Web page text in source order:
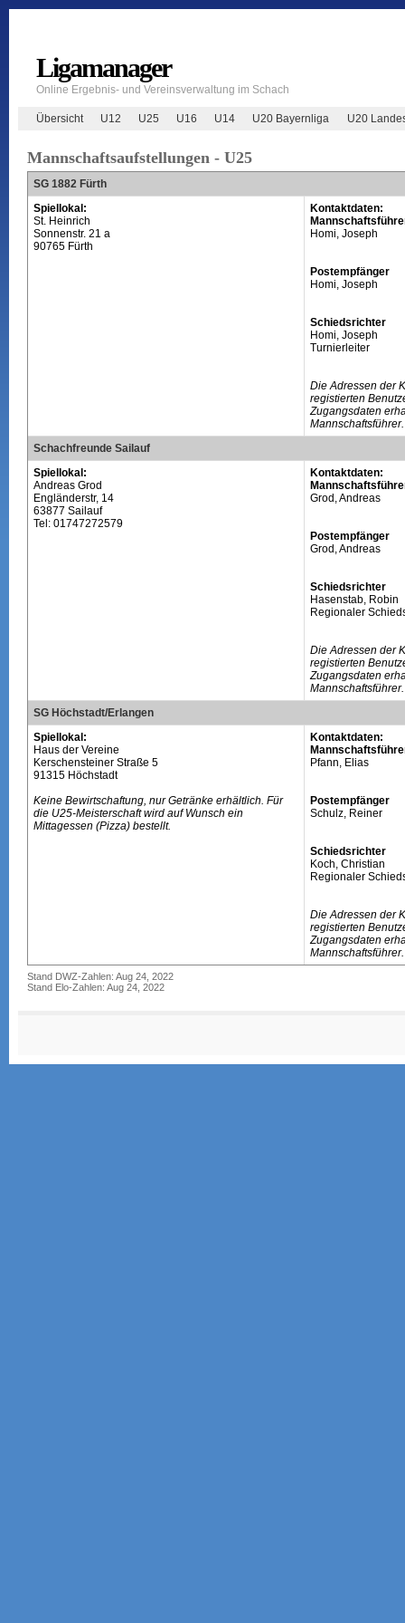
Ligamanager
Online Ergebnis- und Vereinsverwaltung im Schach
Übersicht U12 U25 U16 U14 U20 Bayernliga U20
Mannschaftsaufstellungen - U25
SG 1882 Fürth
Spiellokal:
St. Heinrich
Sonnenstr. 21 a
90765 Fürth
Kontaktdaten:
Homi, Joseph
Postempfänger
Homi, Joseph
Schiedsrichter
Homi, Joseph
Turnierleiter
Die Adressen der
registierten
Zugangsdaten
Mannschaftsführer.
Schachfreunde Sailauf
Spiellokal:
Andreas Grod
Engländerstr, 14
63877 Sailauf
Tel: 01747272579
Kontaktdaten:
Grod, Andreas
Postempfänger
Grod, Andreas
Schiedsrichter
Hasenstab, Robin
Regionaler
Die Adressen der
registierten
Zugangsdaten
Mannschaftsführer.
SG Höchstadt/Erlangen
Spiellokal:
Haus der Vereine
Kerschensteiner Straße 5
91315 Höchstadt
Keine Bewirtschaftung, nur Getränke erhältlich. Für
die U25-Meisterschaft wird auf Wunsch ein
Mittagessen (Pizza) bestellt.
Kontaktdaten:
Pfann, Elias
Postempfänger
Schulz, Reiner
Schiedsrichter
Koch, Christian
Regionaler
Die Adressen der
registierten
Zugangsdaten
Mannschaftsführer.
Stand DWZ-Zahlen: Aug 24, 2022
Stand Elo-Zahlen: Aug 24, 2022